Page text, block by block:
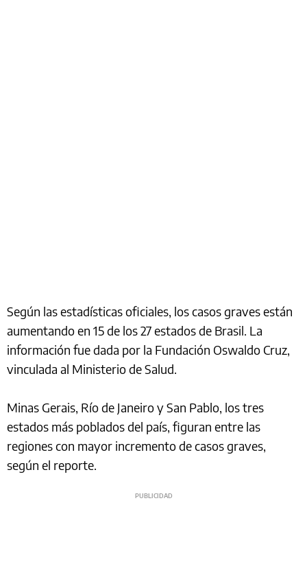
Según las estadísticas oficiales, los casos graves están
aumentando en 15 de los 27 estados de Brasil. La
información fue dada por la Fundación Oswaldo Cruz,
vinculada al Ministerio de Salud.
Minas Gerais, Río de Janeiro y San Pablo, los tres
estados más poblados del país, figuran entre las
regiones con mayor incremento de casos graves,
según el reporte.